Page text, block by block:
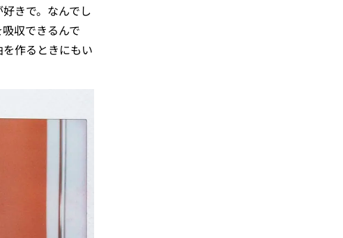
きで。なんでし
収できるんで
作るときにもい